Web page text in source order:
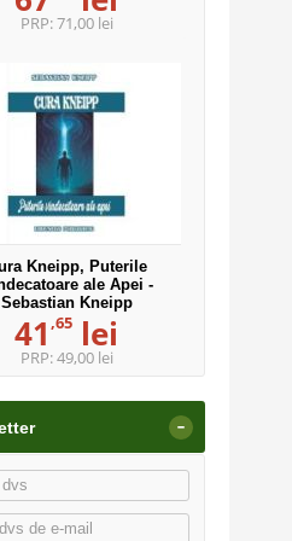
PRP:71,00 lei
Kneipp, Puterile
ale Apei -
Sebastian Kneipp
41 ,65 lei
PRP:49,00 lei
-